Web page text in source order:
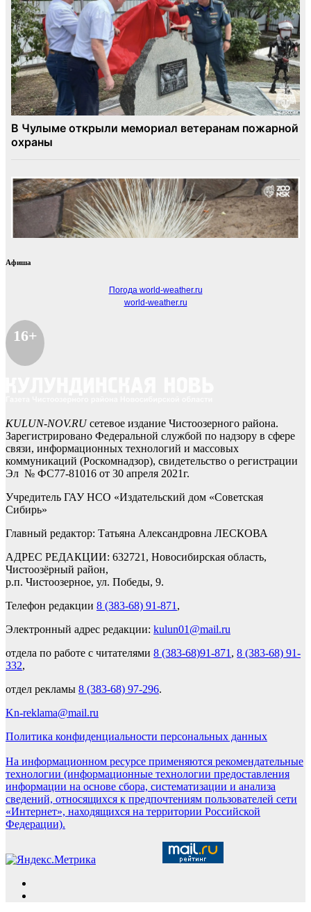
Афиша
Погода world-weather.ru
world-weather.ru
16+
KULUN-NOV.RUсетевое издание Чистоозерного района.
Зарегистрировано Федеральной службой по надзору в сфере
связи, информационных технологий и массовых
коммуникаций (Роскомнадзор), свидетельство о регистрации
Эл № ФС77-81016 от 30 апреля 2021г.
Учредитель ГАУ НСО «Издательский дом «Советская
Сибирь»
Главный редактор: Татьяна Александровна ЛЕСКОВА
АДРЕС РЕДАКЦИИ: 632721, Новосибирская область,
Чистоозёрный район,
р.п. Чистоозерное, ул. Победы, 9.
Телефон редакции 8 (383-68) 91-871 ,
Электронный адрес редакции: kulun01@mail.ru
отдела по работе с читателями 8 (383-68)91-871 , 8 (383-68) 91-
332,
отдел рекламы 8 (383-68) 97-296.
Kn-reklama@mail.ru
Политика конфиденциальности персональных данных
На информационном ресурсе применяются рекомендательные
технологии (информационные технологии предоставления
информации на основе сбора, систематизации и анализа
сведений, относящихся к предпочтениям пользователей сети
«Интернет», находящихся на территории Российской
Федерации).